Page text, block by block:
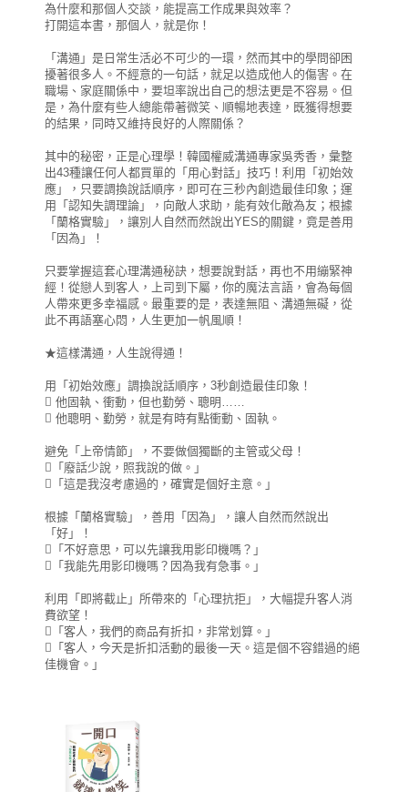
為什麼和那個人交談，能提高工作成果與效率？
打開這本書，那個人，就是你！
「溝通」是日常生活必不可少的一環，然而其中的學問卻困
擾著很多人。不經意的一句話，就足以造成他人的傷害。在
職場、家庭關係中，要坦率說出自己的想法更是不容易。但
是，為什麼有些人總能帶著微笑、順暢地表達，既獲得想要
的結果，同時又維持良好的人際關係？
其中的秘密，正是心理學！韓國權威溝通專家吳秀香，彙整
出43種讓任何人都買單的「用心對話」技巧！利用「初始效
應」，只要調換說話順序，即可在三秒內創造最佳印象；運
用「認知失調理論」，向敵人求助，能有效化敵為友；根據
「蘭格實驗」，讓別人自然而然說出YES的關鍵，竟是善用
「因為」！
只要掌握這套心理溝通秘訣，想要說對話，再也不用繃緊神
經！從戀人到客人，上司到下屬，你的魔法言語，會為每個
人帶來更多幸福感。最重要的是，表達無阻、溝通無礙，從
此不再語塞心悶，人生更加一帆風順！
★這樣溝通，人生說得通！
用「初始效應」調換說話順序，3秒創造最佳印象！
 他固執、衝動，但也勤勞、聰明……
 他聰明、勤勞，就是有時有點衝動、固執。
避免「上帝情節」，不要做個獨斷的主管或父母！
「廢話少說，照我說的做。」
「這是我沒考慮過的，確實是個好主意。」
根據「蘭格實驗」，善用「因為」，讓人自然而然說出
「好」！
「不好意思，可以先讓我用影印機嗎？」
「我能先用影印機嗎？因為我有急事。」
利用「即將截止」所帶來的「心理抗拒」，大幅提升客人消
費欲望！
「客人，我們的商品有折扣，非常划算。」
「客人，今天是折扣活動的最後一天。這是個不容錯過的絕
佳機會。」